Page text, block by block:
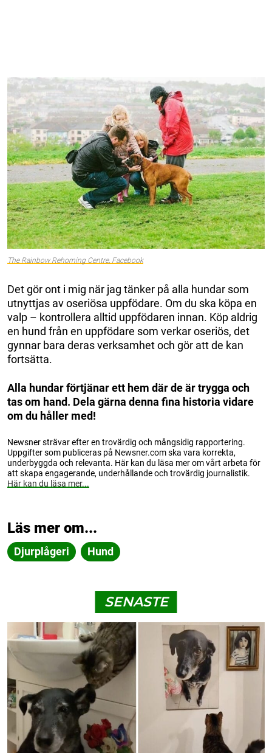
The Rainbow Rehoming Centre, Facebook
Det gör ont i mig när jag tänker på alla hundar som
utnyttjas av oseriösa uppfödare. Om du ska köpa en
valp – kontrollera alltid uppfödaren innan. Köp aldrig
en hund från en uppfödare som verkar oseriös, det
gynnar bara deras verksamhet och gör att de kan
fortsätta.
Alla hundar förtjänar ett hem där de är trygga och
tas om hand. Dela gärna denna fina historia vidare
om du håller med!
Newsner strävar efter en trovärdig och mångsidig rapportering.
Uppgifter som publiceras på Newsner.com ska vara korrekta,
underbyggda och relevanta. Här kan du läsa mer om vårt arbeta för
att skapa engagerande, underhållande och trovärdig journalistik.
Här kan du läsa mer...
Läs mer om...
Djurplågeri Hund
SENASTE